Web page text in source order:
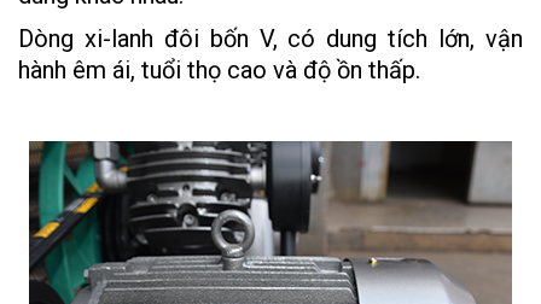
Dòng xi-lanh đôi bốn V, có dung tích lớn, vận
hành êm ái, tuổi thọ cao và độ ồn thấp.